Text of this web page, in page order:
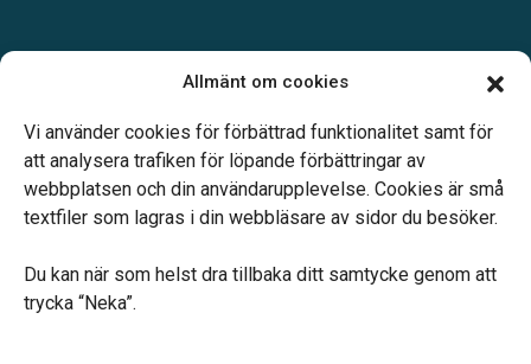
Allmänt om cookies
Vi använder cookies för förbättrad funktionalitet samt för
att analysera trafiken för löpande förbättringar av
webbplatsen och din användarupplevelse. Cookies är små
textfiler som lagras i din webbläsare av sidor du besöker.
Du kan när som helst dra tillbaka ditt samtycke genom att
trycka “Neka”.
Telefonjour dygnet runt.
Vårt systerbolag Verahill hjälper dig med familjejuridiken –